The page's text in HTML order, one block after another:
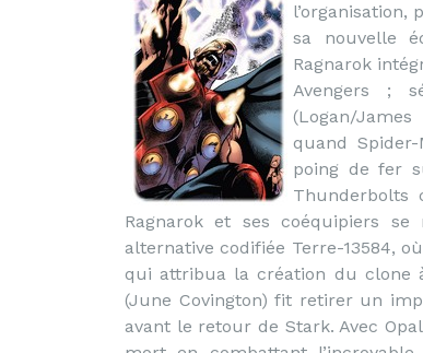
sa nouvelle
Ragnarok
Avengers ;
(Logan/
quand
poing de fer
Thunderbolts
Ragnarok et ses coéquipiers
alternative codifiée Terre-13584,
qui attribua la création du clone
(June Covington) fit retirer un
avant le retour de Stark. Avec